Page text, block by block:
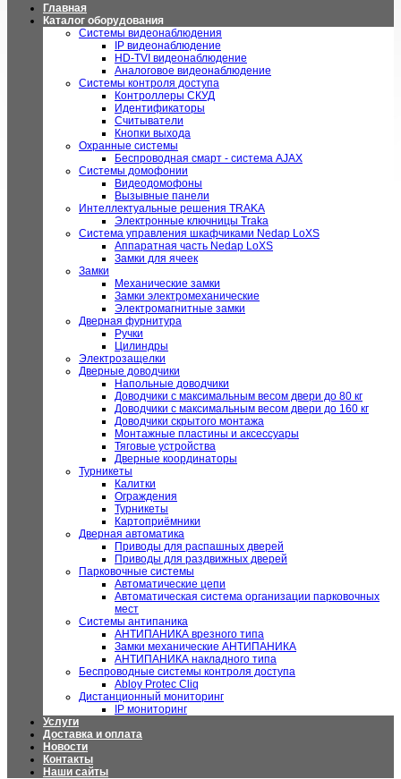
Главная
Каталог оборудования
Системы видеонаблюдения
IP видеонаблюдение
HD-TVI видеонаблюдение
Аналоговое видеонаблюдение
Системы контроля доступа
Контроллеры СКУД
Идентификаторы
Считыватели
Кнопки выхода
Охранные системы
Беспроводная смарт - система AJAX
Системы домофонии
Видеодомофоны
Вызывные панели
Интеллектуальные решения TRAKA
Электронные ключницы Traka
Система управления шкафчиками Nedap LoXS
Аппаратная часть Nedap LoXS
Замки для ячеек
Замки
Механические замки
Замки электромеханические
Электромагнитные замки
Дверная фурнитура
Ручки
Цилиндры
Электрозащелки
Дверные доводчики
Напольные доводчики
Доводчики с максимальным весом двери до 80 кг
Доводчики с максимальным весом двери до 160 кг
Доводчики скрытого монтажа
Монтажные пластины и аксессуары
Тяговые устройства
Дверные координаторы
Турникеты
Калитки
Ограждения
Турникеты
Картоприёмники
Дверная автоматика
Приводы для распашных дверей
Приводы для раздвижных дверей
Парковочные системы
Автоматические цепи
Автоматическая система организации парковочных
мест
Системы антипаника
АНТИПАНИКА врезного типа
Замки механические АНТИПАНИКА
АНТИПАНИКА накладного типа
Беспроводные системы контроля доступа
Abloy Protec Cliq
Дистанционный мониторинг
IP мониторинг
Услуги
Доставка и оплата
Новости
Контакты
Наши сайты